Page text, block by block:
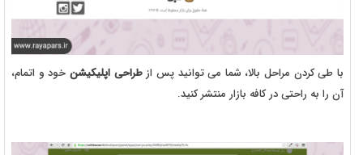
با طی کردن مراحل بالا، شما می توانید پس ازطراحی اپلیکیشن خود و اتمام،
آن را به راحتی در کافه بازار منتشر کنید.